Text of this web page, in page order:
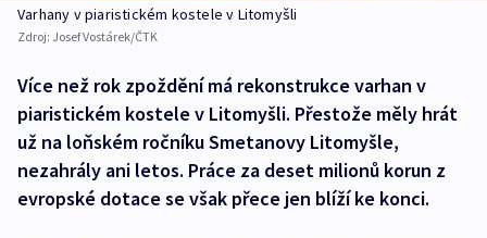
Varhany v piaristickém kostele v Litomyšli
Zdroj: Josef Vostárek/ČTK
Více než rok zpoždění má rekonstrukce varhan v
piaristickém kostele v Litomyšli. Přestože měly hrát
už na loňském ročníku Smetanovy Litomyšle,
nezahrály ani letos. Práce za deset milionů korun z
evropské dotace se však přece jen blíží ke konci.